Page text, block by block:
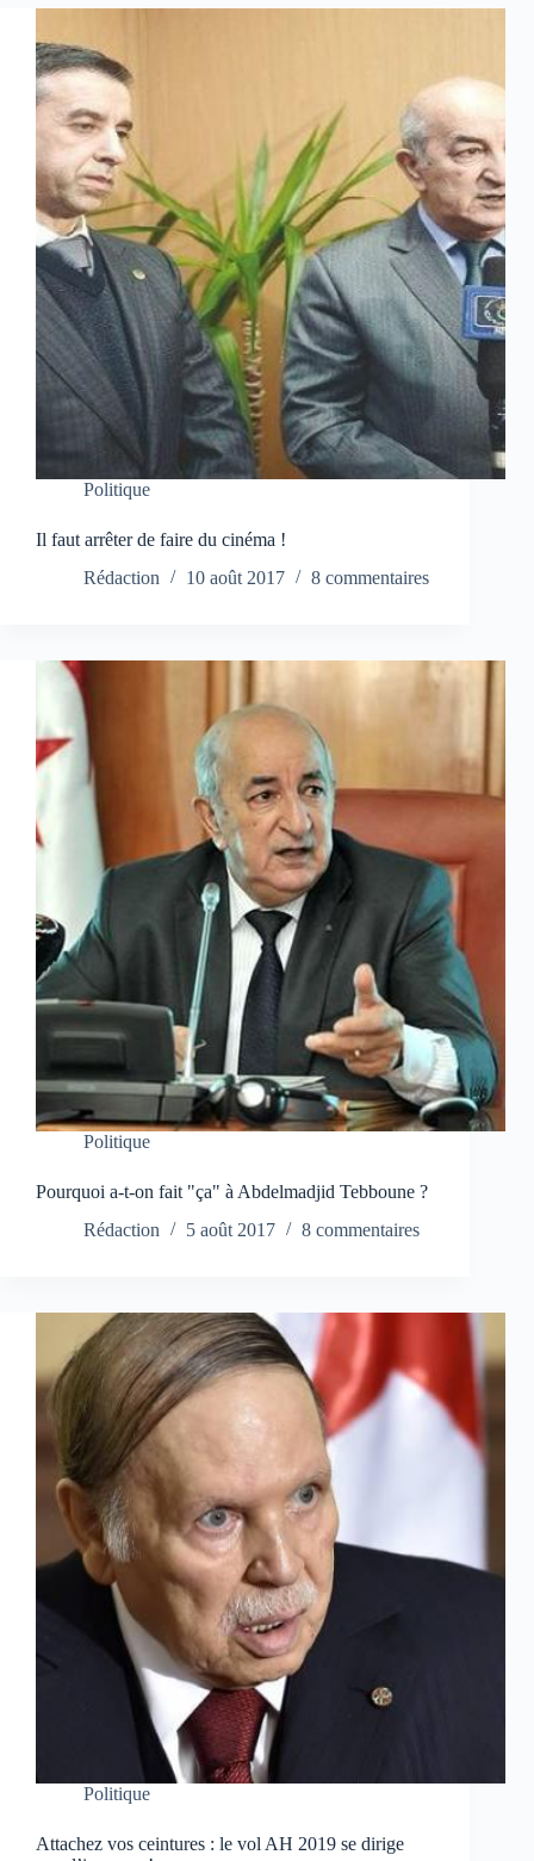
Politique
Il faut arrêter de faire du cinéma !
Rédaction
10 août 2017 8 commentaires
Politique
Pourquoi a-t-on fait "ça" à Abdelmadjid Tebboune ?
Rédaction
5 août 2017 8 commentaires
Politique
Attachez vos ceintures : le vol AH 2019 se dirige